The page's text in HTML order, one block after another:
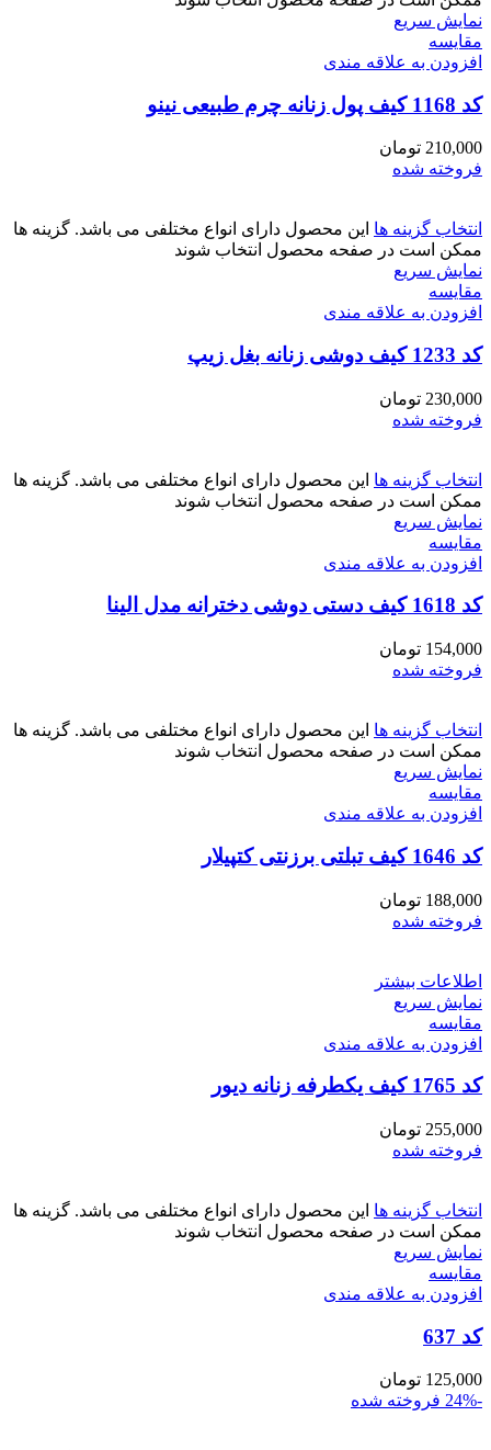
نمایش سریع
مقايسه
افزودن به علاقه مندی
کد 1168 کیف پول زنانه چرم طبیعی نینو
210,000 تومان
فروخته شده
انتخاب گزینه ها این محصول دارای انواع مختلفی می باشد. گزینه ها
ممکن است در صفحه محصول انتخاب شوند
نمایش سریع
مقايسه
افزودن به علاقه مندی
کد 1233 کیف دوشی زنانه بغل زیپ
230,000 تومان
فروخته شده
انتخاب گزینه ها این محصول دارای انواع مختلفی می باشد. گزینه ها
ممکن است در صفحه محصول انتخاب شوند
نمایش سریع
مقايسه
افزودن به علاقه مندی
کد 1618 کیف دستی دوشی دخترانه مدل الینا
154,000 تومان
فروخته شده
انتخاب گزینه ها این محصول دارای انواع مختلفی می باشد. گزینه ها
ممکن است در صفحه محصول انتخاب شوند
نمایش سریع
مقايسه
افزودن به علاقه مندی
کد 1646 کیف تبلتی برزنتی کتپیلار
188,000 تومان
فروخته شده
اطلاعات بیشتر
نمایش سریع
مقايسه
افزودن به علاقه مندی
کد 1765 کیف یکطرفه زنانه دیور
255,000 تومان
فروخته شده
انتخاب گزینه ها این محصول دارای انواع مختلفی می باشد. گزینه ها
ممکن است در صفحه محصول انتخاب شوند
نمایش سریع
مقايسه
افزودن به علاقه مندی
کد 637
125,000 تومان
-24%
فروخته شده